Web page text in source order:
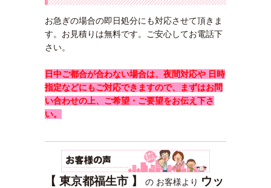
お急ぎの場合の即日処分にも対応させて頂きま
す。お見積りは無料です。ご安心してお電話下
さい。
日中ご都合が合わない場合は、夜間対応や 日時
指定などにもご対応できますので、まずはお問
い合わせの上、ご希望・ご要望をお伝え下さ
い。
【 東京都福生市 】 の お客様より ウッ